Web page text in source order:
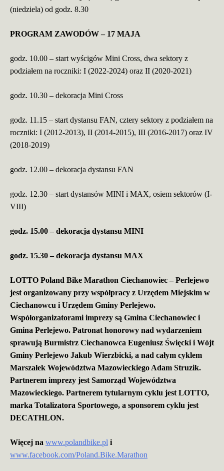
(niedziela) od godz. 8.30
PROGRAM ZAWODÓW – 17 MAJA
godz. 10.00 – start wyścigów Mini Cross, dwa sektory z
podziałem na roczniki: I (2022-2024) oraz II (2020-2021)
godz. 10.30 – dekoracja Mini Cross
godz. 11.15 – start dystansu FAN, cztery sektory z podziałem na
roczniki: I (2012-2013), II (2014-2015), III (2016-2017) oraz IV
(2018-2019)
godz. 12.00 – dekoracja dystansu FAN
godz. 12.30 – start dystansów MINI i MAX, osiem sektorów (I-
VIII)
godz. 15.00 – dekoracja dystansu MINI
godz. 15.30 – dekoracja dystansu MAX
LOTTO Poland Bike Marathon Ciechanowiec – Perlejewo
jest organizowany przy współpracy z Urzędem Miejskim w
Ciechanowcu i Urzędem Gminy Perlejewo.
Współorganizatorami imprezy są Gmina Ciechanowiec i
Gmina Perlejewo. Patronat honorowy nad wydarzeniem
sprawują Burmistrz Ciechanowca Eugeniusz Święcki i Wójt
Gminy Perlejewo Jakub Wierzbicki, a nad całym cyklem
Marszałek Województwa Mazowieckiego Adam Struzik.
Partnerem imprezy jest Samorząd Województwa
Mazowieckiego. Partnerem tytularnym cyklu jest LOTTO,
marka Totalizatora Sportowego, a sponsorem cyklu jest
DECATHLON.
Więcej na www.polandbike.pl i
www.facebook.com/Poland.Bike.Marathon